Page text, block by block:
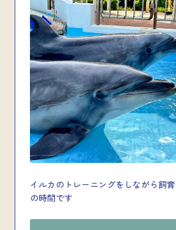
イルカのトレーニングをしながら飼
の時間です